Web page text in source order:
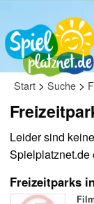
Start > Suche >
Leider sind
Spielplatznet.de
Freizeitparks